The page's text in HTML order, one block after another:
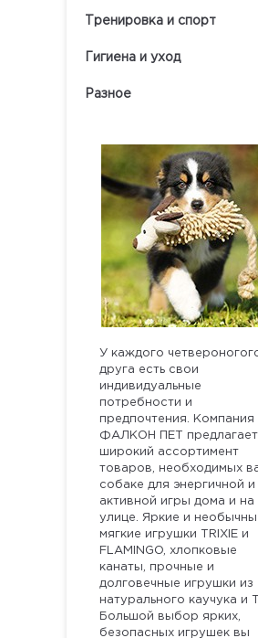
Тренировка и спорт
Гигиена и уход
Разное
У каждого
друга есть свои
индивидуальные
потребности и
предпочтения. Компания
ФАЛКОН ПЕТ предлагает
широкий ассортимент
товаров, необходимых
собаке для энергичной и
активной игры дома и на
улице. Яркие и
мягкие игрушки TRIXIE и
FLAMINGO, хлопковые
канаты, прочные и
долговечные игрушки из
натурального каучука и
Большой выбор ярких,
безопасных игрушек вы